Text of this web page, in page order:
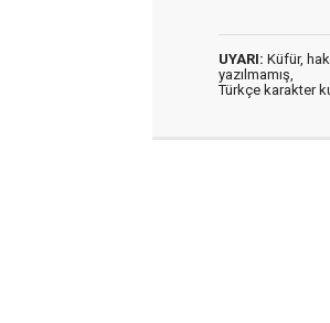
UYARI: Küfür,
yazılmamış,
Türkçe karakter